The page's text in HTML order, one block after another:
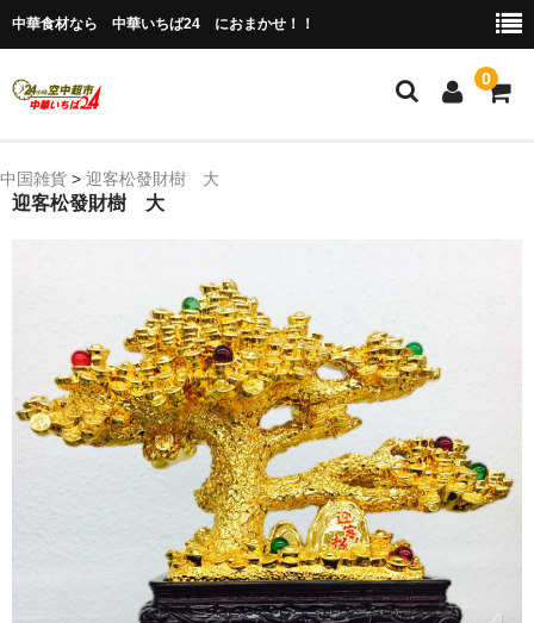
中華食材なら 中華いちば24 におまかせ！！
0
ホーム
商品ジャンル別
冷凍 肉類＆点心
冷蔵 惣菜＆食品
中国雑貨 > 迎客松發財樹 大
迎客松發財樹 大